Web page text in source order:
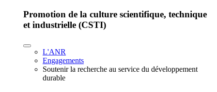
Promotion de la culture scientifique, technique
et industrielle (CSTI)
L'ANR
Engagements
Soutenir la recherche au service du développement
durable